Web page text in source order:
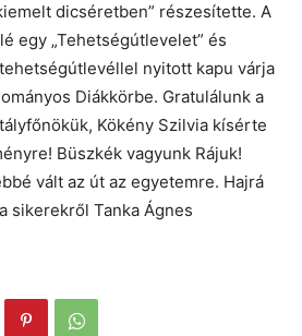
dicséretben” részesítette. A
egy „Tehetségútlevelet” és
nyitott kapu várja
Diákkörbe. Gratulálunk a
Kökény Szilvia kísérte
Büszkék vagyunk Rájuk!
vált az út az egyetemre. Hajrá
sikerekről Tanka Ágnes